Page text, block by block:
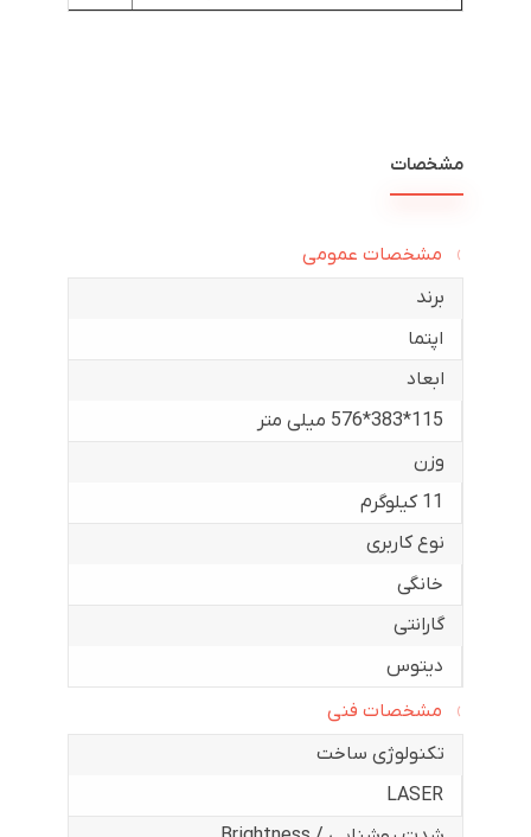
مشخصات
مشخصات عمومی
برند
اپتما
ابعاد
115*383*576 میلی متر
وزن
11 کیلوگرم
نوع کاربری
خانگی
گارانتی
دیتوس
مشخصات فنی
تکنولوژی ساخت
LASER